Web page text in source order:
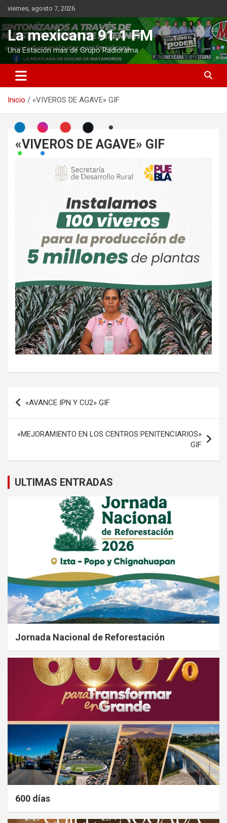
Saltar
al
contenido
viernes, agosto 7, 2026
La mexicana 91.1 FM
Una Estación mas de Grupo Radiorama
Inicio «VIVEROS DE AGAVE» GIF
«VIVEROS DE AGAVE» GIF
Navegación
de
entradas
«AVANCE IPN Y CU2» GIF
«MEJORAMIENTO EN LOS CENTROS PENITENCIARIOS»
GIF
ULTIMAS ENTRADAS
Jornada Nacional de Reforestación
600 días